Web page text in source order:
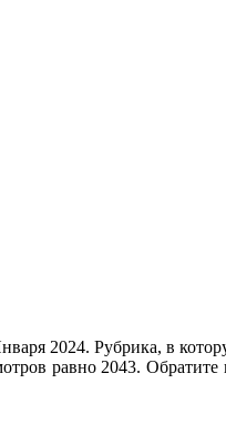
2024. Рубрика, в
равно 2043.